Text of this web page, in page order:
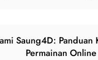
Saung4D: Panduan
Permainan Online